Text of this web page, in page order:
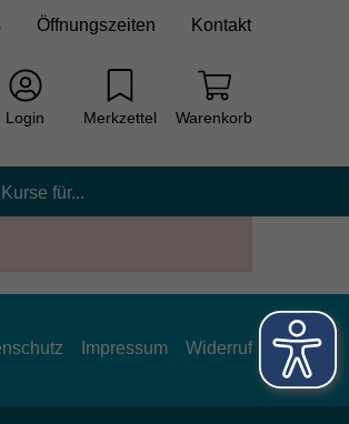
Öffnungszeiten Kontakt
Login Merkzettel Warenkorb
Kurse für...
Impressum Widerruf